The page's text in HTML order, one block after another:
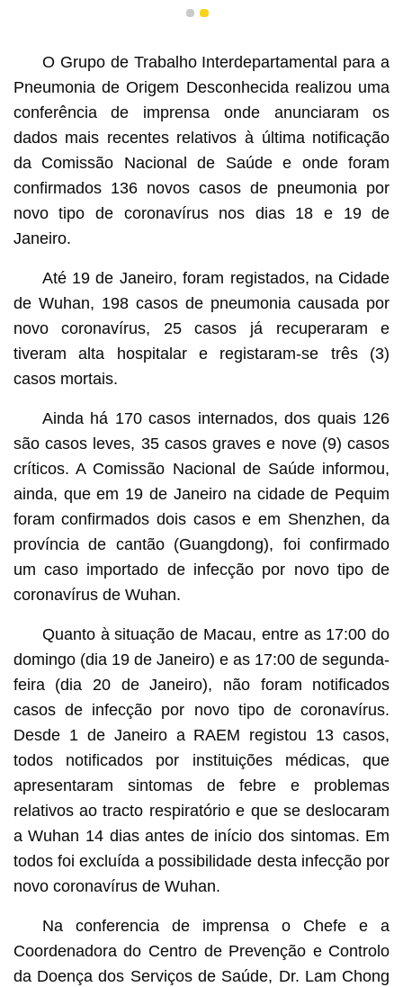
responsáveis de instalações de reabilitação e creche,
1 2
O Grupo de Trabalho Interdepartamental para a
Pneumonia de Origem Desconhecida realizou uma
conferência de imprensa onde anunciaram os
dados mais recentes relativos à última notificação
da Comissão Nacional de Saúde e onde foram
confirmados 136 novos casos de pneumonia por
novo tipo de coronavírus nos dias 18 e 19 de
Janeiro.
Até 19 de Janeiro, foram registados, na Cidade
de Wuhan, 198 casos de pneumonia causada por
novo coronavírus, 25 casos já recuperaram e
tiveram alta hospitalar e registaram-se três (3)
casos mortais.
Ainda há 170 casos internados, dos quais 126
são casos leves, 35 casos graves e nove (9) casos
críticos. A Comissão Nacional de Saúde informou,
ainda, que em 19 de Janeiro na cidade de Pequim
foram confirmados dois casos e em Shenzhen, da
província de cantão (Guangdong), foi confirmado
um caso importado de infecção por novo tipo de
coronavírus de Wuhan.
Quanto à situação de Macau, entre as 17:00 do
domingo (dia 19 de Janeiro) e as 17:00 de segunda-
feira (dia 20 de Janeiro), não foram notificados
casos de infecção por novo tipo de coronavírus.
Desde 1 de Janeiro a RAEM registou 13 casos,
todos notificados por instituições médicas, que
apresentaram sintomas de febre e problemas
relativos ao tracto respiratório e que se deslocaram
a Wuhan 14 dias antes de início dos sintomas. Em
todos foi excluída a possibilidade desta infecção por
novo coronavírus de Wuhan.
Na conferencia de imprensa o Chefe e a
Coordenadora do Centro de Prevenção e Controlo
da Doença dos Serviços de Saúde, Dr. Lam Chong